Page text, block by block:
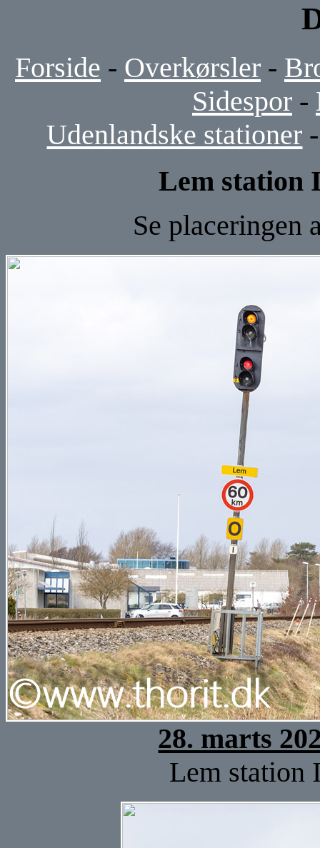
Forside - Overkørsler -
Sidespor -
Udenlandske stationer
Lem station
Se placeringen
28. marts
Lem station